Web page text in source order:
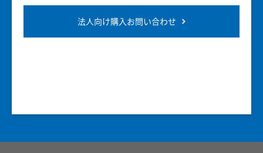
法人向け購入お問い合わせ